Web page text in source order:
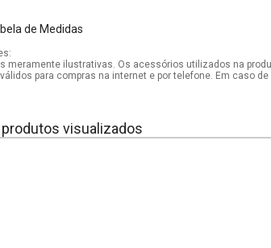
de Medidas
meramente ilustrativas. Os acessórios utilizados na
para compras na internet e por telefone. Em caso
visualizados